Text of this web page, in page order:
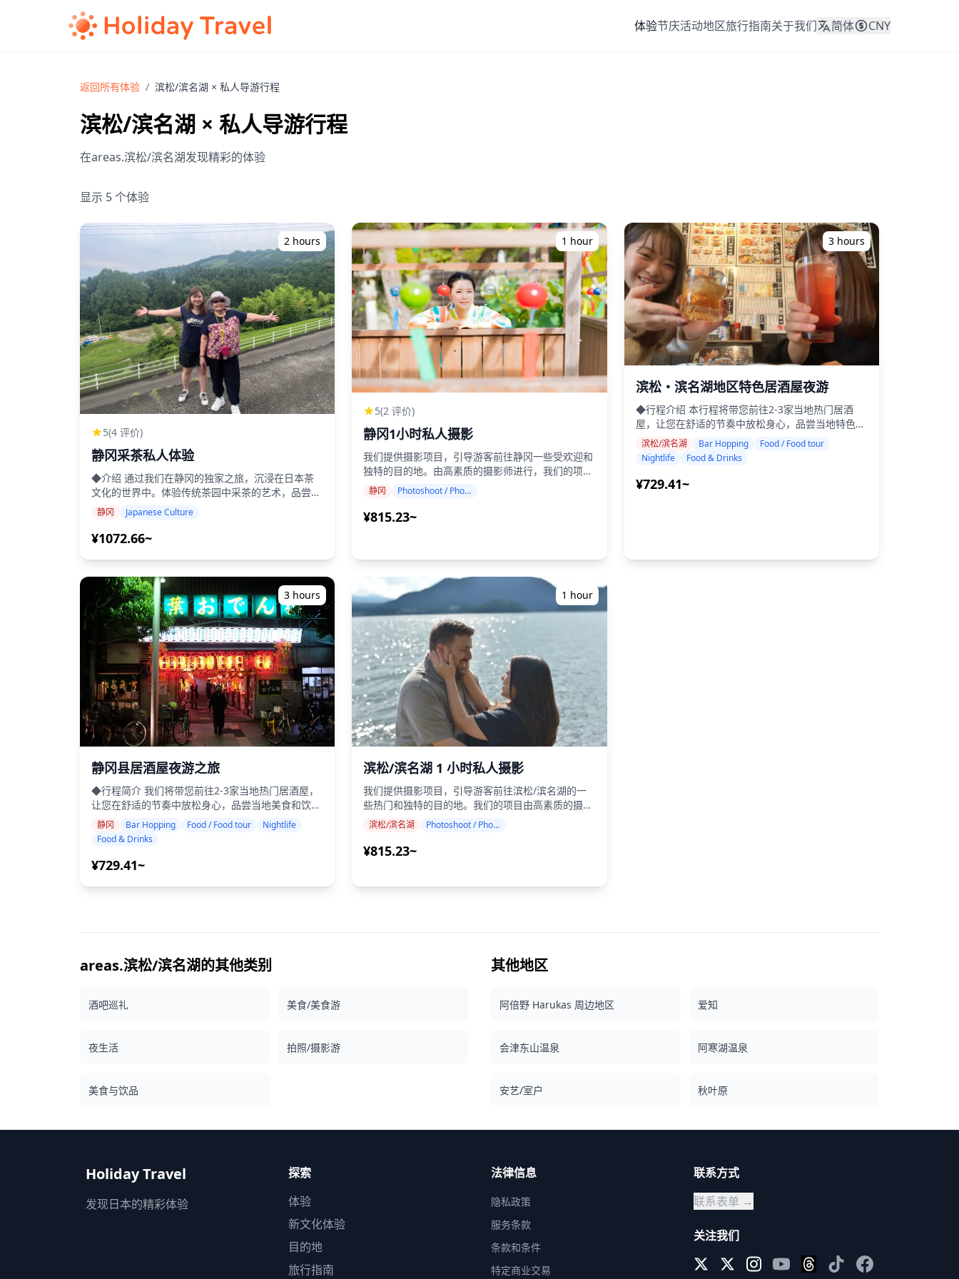
体验节庆活动地区旅行指南关于我们 简体 CNY
返回所有体验 / 滨松/滨名湖 × 私人导游行程
滨松/滨名湖 × 私人导游行程
在areas.滨松/滨名湖发现精彩的体验
显示 5 个体验
2 hours
5(4 评价)
静冈采茶私人体验
◆介绍 通过我们在静冈的独家之旅，沉浸在日本茶
文化的世界中。体验传统茶园中采茶的艺术，品尝各
种精致的茶，并通过参观工厂探索制茶过程。我们知
识渊博的导游将分享茶的历史和习俗，让您了解茶与
日本文化之间的深厚联系。探索静冈茶田的宁静美
的精髓。立即预订您的茶之旅！ 阅读更多 ◆包含内
容 ・中文/英文/韩文导游 ・采茶体验和特别时光 ・
旅行期间如有伤病，提供无现金医疗服务 ◆不包含
内容 ・其他个人开支 ・午餐 ・前往茶园的交通 ◆行
程 ・Sakyo-en (2小时) 在静冈郁郁葱葱的绿茶田中
享受采茶体验！ 在这次旅行中，您将有机会在当地
茶园品尝各种茶并采摘新鲜茶叶。欣赏乡村葱郁的绿
色风景。 我们还将带您参观如今罕见的木制茶厂和
房屋，介绍历史悠久的生产设备和材料。享受品尝当
地种植茶叶的奢华体验。 作为纪念礼物，我们将提
供6种不同类型的茶叶套装供您比较！ （如果我们没
有库存，您将收到另一份纪念品。） ◆额外信息 ・
您将在金谷站与我们的导游会面，然后乘出租车前往
Sakyo-en， 出租车费不包含在旅行费用中，请在旅
行当天支付。 ・这是一个私人旅行/活动。只有您的
团队参与 ![]
(https://assets.hldycdn.com/experiences/d3ae06_0b7a0d135a134a71b503343bd4f86a27~mv2.jpg)
![]
(https://assets.hldycdn.com/experiences/d3ae06_a0015a0ca7dc4aefa77d4a9b7640a24b~mv2.jpg)
![]
(https://assets.hldycdn.com/experiences/d3ae06_55cfd55c23d5401396ae16916f7992f0~mv2.jpeg)
![]
![]
(https://assets.hldycdn.com/experiences/d3ae06_bec94359a9cb415ca0f132432a6fd607~mv2.jpg)
(https://assets.hldycdn.com/experiences/d3ae06_30667a7836ab4910accf29eb7f9cbe4c~mv2.jpeg)
![]
(https://assets.hldycdn.com/experiences/d3ae06_3bcc554b1d1b4fe2ba082df54afbbce0~mv2.jpg)
静冈 Japanese Culture
¥1072.66~
1 hour
5(2 评价)
静冈1小时私人摄影
我们提供摄影项目，引导游客前往静冈一些受欢迎和
独特的目的地。由高素质的摄影师进行，我们的项目
适应您的旅行日程，捕捉自然构图并确定理想的拍摄
地点。（请与我们分享您喜欢的地点！） 摄影服务
在静冈任何地方都可进行，最多可提前3天预订。我
们通过我们的摄影服务捕捉您在静冈的特别时刻！
◆ 重要信息： ・如果您迟到预定的会面时间，拍摄
时间和交付的照片数量可能会减少。 ・如果在预定
日期前3天预报拍摄地点有雨，或者在拍摄当天意外
下雨，有三种选择：(1)重新安排日期和时间，(2)更
改地点，或(3)取消拍摄。 ![]
(https://assets.hldycdn.com/experiences/d3ae06_bc7ace30edc44889a2473fcb5cbc9843~mv2.jpg)
![]
(https://assets.hldycdn.com/experiences/d3ae06_35b762d4413f462a8d10aeb77ac153c7~mv2.jpg)
![]
(https://assets.hldycdn.com/experiences/d3ae06_576a631e788a40b99b92c6efc69372c7~mv2.jpg)
![]
![]
(https://assets.hldycdn.com/experiences/d3ae06_9cbeb787036942eaba8e00d1a677a650~mv2.jpg)
![]
(https://assets.hldycdn.com/experiences/d3ae06_26b2260633ef4b8cb740b9cd940c77e1~mv2.jpg)
![]
![]
![]
施的入场费或门票预约 （摄影师的入场费（如适
・如果客户希望在多个地点拍摄，在预约时间内摄影
师在各地点之间移动的交通费由客户承担。 ・如果
约前/后重要注意事项** ・预约确认后，您将被邀请
畅沟通。 请确保提前安装LINE应用程序。（如果您
在使用LINE时遇到任何问题，请告知我们。） ・如
的设施拍照，请务必自行提前获取必要的拍摄许可。
静冈 Photoshoot / Photo tour
¥815.23~
3 hours
滨松・滨名湖地区特色居酒屋夜游
◆行程介绍 本行程将带您前往2-3家当地热门居酒
屋，让您在舒适的节奏中放松身心，品尝当地特色美
食和饮品。您只需携带现金，其余的交给我们。让我
们一起分享难忘的当地体验吧！ ・选择您喜欢的区
域：滨松站周边地区或滨名湖地区（行程不包含所有
区域） ・即使在英语不太普及的地方，友好的导游
滨松/滨名湖 Bar Hopping
Food / Food tour
Nightlife
Food & Drinks
¥729.41~
3 hours
静冈县居酒屋夜游之旅
◆行程简介 我们将带您前往2-3家当地热门居酒屋，
让您在舒适的节奏中放松身心，品尝当地美食和饮
品。您只需携带现金，其余的交给我们。让我们一起
分享难忘的当地体验吧！ ・选择您喜欢的区域：静
域） ・即使在可能不太会说英语的地方，友好的导
实的体验 ◆包含项目 ・总共约6杯饮品 ・晚餐：居
酒店接送 ・小费 ・交通费用 ・旅游费用不包含的额
旅行的最多参与人数为8人。 ・儿童必须由成人陪
同。 ・仅向20岁及以上的参与者提供酒精饮品（日
Travel以外的厨房准备的，因此我们无法保证无过敏
店供应静冈关东煮和樱花虾菜肴，搭配当地清酒。在
饺子和饮品，使该地区热闹到深夜。在沼津和烧津等
求。 有些地方可能不会说英语，但在当地导游的带
随时预订。 ![]
42e4-bc04-1d78097aaed8.jpg?
(https://assets.hldycdn.com/2c5da75c-f9cc-
(https://assets.hldycdn.com/d9dd33de-0491-
静冈 Bar Hopping Food / Food tour
Nightlife
Food & Drinks
¥729.41~
1 hour
滨松/滨名湖 1 小时私人摄影
我们提供摄影项目，引导游客前往滨松/滨名湖的一
些热门和独特的目的地。我们的项目由高素质的摄影
师进行，适应您的旅行计划，捕捉自然的构图并识别
摄影课程可在滨松/滨名湖的任何地方进行，最多可
以选择您最喜欢的 10 张照片进行重新交付。进行校
湖的特殊时刻！ ◆ 重要信息： ・如果您在预定的会
少。 ・如果在预定日期前 3 天预测拍摄地点会下
雨，或者如果在拍摄当天意外下雨，则有三个选择：
滨松/滨名湖 Photoshoot / Photo tour
¥815.23~
areas.滨松/滨名湖的其他类别
酒吧巡礼 美食/美食游
夜生活 拍照/摄影游
美食与饮品
其他地区
阿倍野 Harukas 周边地区 爱知
会津东山温泉 阿寒湖温泉
安艺/室户 秋叶原
Holiday Travel
发现日本的精彩体验
探索
体验
新文化体验
目的地
旅行指南
法律信息
隐私政策
服务条款
条款和条件
特定商业交易
联系方式
联系表单 →
关注我们